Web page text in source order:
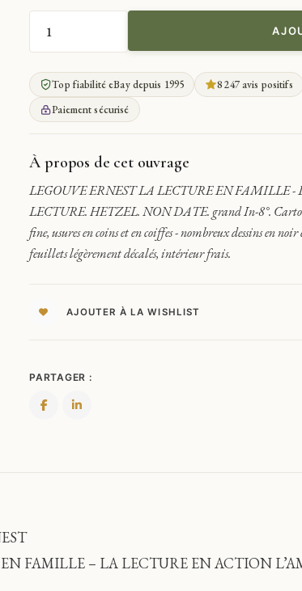
QUANTITÉ
DE
LEGOUVE
LECTURE
EN
FAMILLE
LA
LECTURE
EN
ACTION
HETZEL
Top fiabilité eBay depuis 1995 8 247 avis positifs
Paiement sécurisé
À propos de cet ouvrage
LEGOUVE ERNEST LA LECTURE EN FAMILLE
LECTURE. HETZEL. NON DATE. grand In-8°.
fine, usures en coins et en coiffes - nombreux dessins en
feuillets légèrement décalés, intérieur frais.
AJOUTER À LA WISHLIST
PARTAGER :
FAMILLE – LA LECTURE EN ACTION